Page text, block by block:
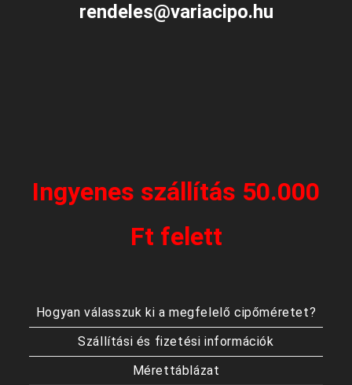
rendeles@variacipo.hu
Ingyenes szállítás 50.000
Ft felett
Hogyan válasszuk ki a megfelelő cipőméretet?
Szállítási és fizetési információk
Mérettáblázat